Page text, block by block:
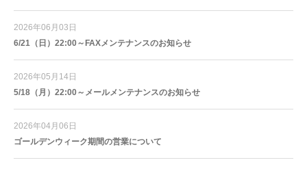
2026年06月03日
6/21（日）22:00～FAXメンテナンスのお知らせ
2026年05月14日
5/18（月）22:00～メールメンテナンスのお知らせ
2026年04月06日
ゴールデンウィーク期間の営業について